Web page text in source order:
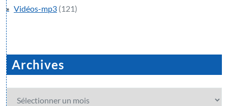
Vidéos-mp3 (121)
Archives
Archives